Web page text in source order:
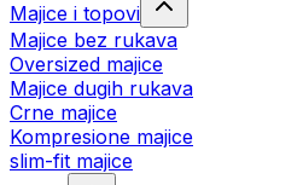
Majice i topovi
Majice bez rukava
Oversized majice
Majice dugih rukava
Crne majice
Kompresione majice
slim-fit majice